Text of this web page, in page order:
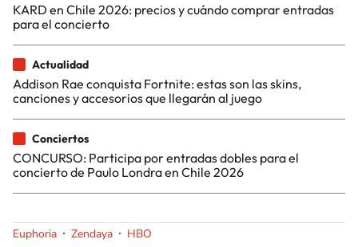
KARD en Chile 2026: precios y cuándo comprar entradas
para el concierto
Actualidad
Addison Rae conquista Fortnite: estas son las skins,
canciones y accesorios que llegarán al juego
Conciertos
CONCURSO: Participa por entradas dobles para el
concierto de Paulo Londra en Chile 2026
Euphoria Zendaya HBO